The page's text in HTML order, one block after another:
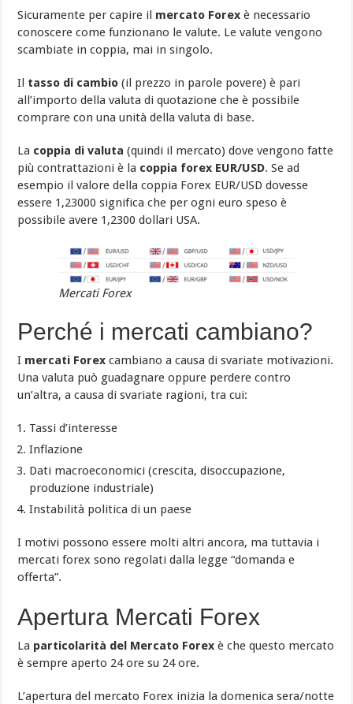
Sicuramente per capire il mercato Forex è necessario
conoscere come funzionano le valute. Le valute vengono
scambiate in coppia, mai in singolo.
Il tasso di cambio (il prezzo in parole povere) è pari
all’importo della valuta di quotazione che è possibile
comprare con una unità della valuta di base.
La coppia di valuta (quindi il mercato) dove vengono fatte
più contrattazioni è la coppia forex EUR/USD. Se ad
esempio il valore della coppia Forex EUR/USD dovesse
essere 1,23000 significa che per ogni euro speso è
possibile avere 1,2300 dollari USA.
Mercati Forex
Perché i mercati cambiano?
I mercati Forex cambiano a causa di svariate motivazioni.
Una valuta può guadagnare oppure perdere contro
un’altra, a causa di svariate ragioni, tra cui:
Tassi d’interesse
Inflazione
Dati macroeconomici (crescita, disoccupazione,
produzione industriale)
Instabilità politica di un paese
I motivi possono essere molti altri ancora, ma tuttavia i
mercati forex sono regolati dalla legge “domanda e
offerta”.
Apertura Mercati Forex
La particolarità del Mercato Forex è che questo mercato
è sempre aperto 24 ore su 24 ore.
L’apertura del mercato Forex inizia la domenica sera/notte